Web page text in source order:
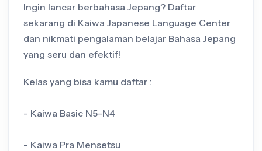
Ingin lancar berbahasa Jepang? Daftar
sekarang di Kaiwa Japanese Language Center
dan nikmati pengalaman belajar Bahasa Jepang
yang seru dan efektif!
Kelas yang bisa kamu daftar :
- Kaiwa Basic N5-N4
- Kaiwa Pra Mensetsu